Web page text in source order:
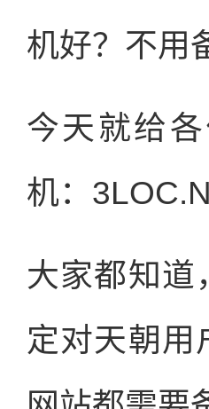
机好？不用
今天就给
机：
大家都知道
定对天朝用